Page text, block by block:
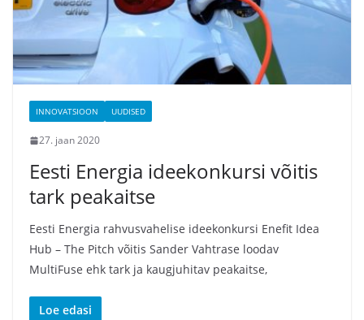
INNOVATSIOON UUDISED
27. jaan 2020
Eesti Energia ideekonkursi võitis
tark peakaitse
Eesti Energia rahvusvahelise ideekonkursi Enefit Idea
Hub – The Pitch võitis Sander Vahtrase loodav
MultiFuse ehk tark ja kaugjuhitav peakaitse,
Loe edasi